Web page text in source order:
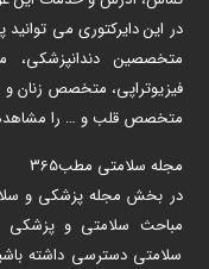
در این دایرکتوری می توانید
متخصصین دندانپزشکی،
فیزیوتراپی، متخصص زنان و
متخصص قلب و … را
مجله سلامتی مطب365
مباحث سلامتی و پزشکی
سلامتی دسترسی داشته